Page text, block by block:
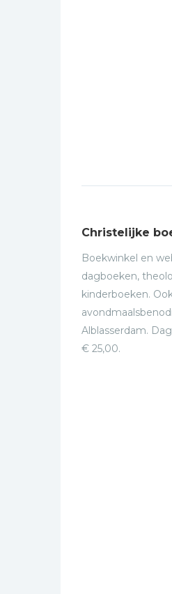
Christelijke
Boekwinkel en
dagboeken,
kinderboeken.
Alblasserdam.
€ 25,00.